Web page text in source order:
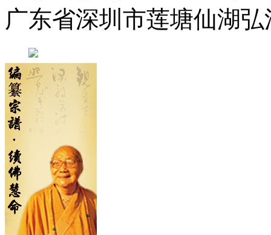
广东省深圳市莲塘仙湖弘